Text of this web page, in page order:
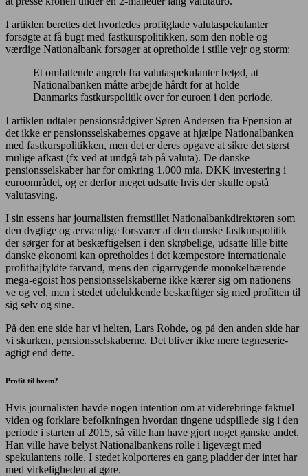
I artiklen berettes det hvorledes profitglade valutaspekulanter
forsøgte at få bugt med fastkurspolitikken, som den noble og
værdige Nationalbank forsøger at opretholde i stille vejr og storm:
Et omfattende angreb fra valutaspekulanter betød, at
Nationalbanken måtte arbejde hårdt for at holde
Danmarks fastkurspolitik over for euroen i den periode.
I artiklen udtaler pensionsrådgiver Søren Andersen fra Fpension at
det ikke er pensionsselskabernes opgave at hjælpe Nationalbanken
med fastkurspolitikken, men det er deres opgave at sikre det størst
mulige afkast (fx ved at undgå tab på valuta). De danske
pensionsselskaber har for omkring 1.000 mia. DKK investering i
euroområdet, og er derfor meget udsatte hvis der skulle opstå
valutasving.
I sin essens har journalisten fremstillet Nationalbankdirektøren som
den dygtige og ærværdige forsvarer af den danske fastkurspolitik
der sørger for at beskæftigelsen i den skrøbelige, udsatte lille bitte
danske økonomi kan opretholdes i det kæmpestore internationale
profithajfyldte farvand, mens den cigarrygende monokelbærende
mega-egoist hos pensionsselskaberne ikke kærer sig om nationens
ve og vel, men i stedet udelukkende beskæftiger sig med profitten til
sig selv og sine.
På den ene side har vi helten, Lars Rohde, og på den anden side har
vi skurken, pensionsselskaberne. Det bliver ikke mere tegneserie-
agtigt end dette.
Profit til hvem?
Hvis journalisten havde nogen intention om at viderebringe faktuel
viden og forklare befolkningen hvordan tingene udspillede sig i den
periode i starten af 2015, så ville han have gjort noget ganske andet.
Han ville have belyst Nationalbankens rolle i ligevægt med
spekulantens rolle. I stedet kolporteres en gang pladder der intet har
med virkeligheden at gøre.